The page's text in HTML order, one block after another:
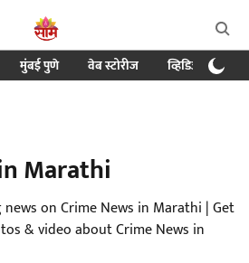
मुंबई पुणे वेब स्टोरीज व्हिडिओ
Marathi
on Crime News in Marathi | Get
& video about Crime News in